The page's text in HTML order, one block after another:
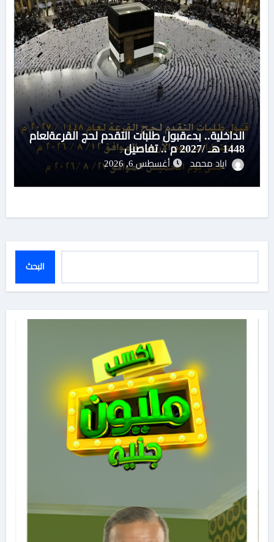
الداخلية.. بدءقبول طلبات التقدم لحج القرعةلعام
1448 هـ /2027 م .. تفاصيل
اياد محمد أغسطس 6, 2026
البحث